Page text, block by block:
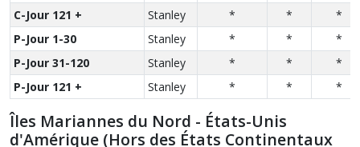
C-Jour 121 +
Stanley * *
*
P-Jour 1-30
Stanley * *
*
P-Jour 31-120
Stanley * *
*
P-Jour 121 +
Stanley * * *
Îles Mariannes du Nord - États-Unis
d'Amérique (Hors des États Continentaux